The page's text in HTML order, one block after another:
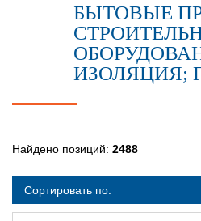
БЫТОВЫЕ
ИЗОЛЯЦИЯ;
Найдено позиций: 2488
Сортировать по: